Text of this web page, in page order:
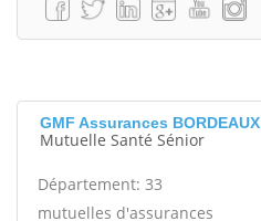
GMF Assurances BORDEAUX
Mutuelle Santé Sénior
Département: 33
mutuelles d'assurances